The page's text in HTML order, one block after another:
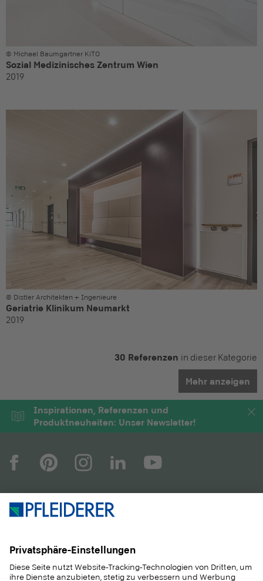
© Michael Baumgartner KiTO
Sozial Medizinisches Zentrum Wien
2019
© Distler Architekten + Ingenieure
Geriatrie Klinikum Neumarkt
2019
30 Referenzen in dieser Kategorie
Mehr anzeigen
Inspirationen, Referenzen und
Produktneuheiten: Unser Newsletter!
ANWENDUNGEN
NACHHALTIGKEIT
KONTAKT